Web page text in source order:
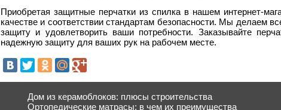
Приобретая защитные перчатки из спилка в нашем интернет-
качестве и соответствии стандартам безопасности. Мы делаем
защиту и удовлетворить ваши потребности. Заказывайте
надежную защиту для ваших рук на рабочем месте.
Дом из керамоблоков: плюсы строительства
Ортопедические матрасы: в чем их преимущества